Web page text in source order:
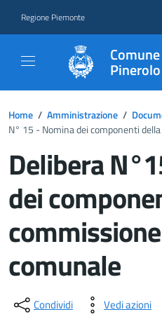
Regione Piemonte
Pinerolo
Home / Amministrazione /
N° 15 - Nomina dei componenti
Delibera
dei
comunale
Dettagli del
Condividi Vedi azioni